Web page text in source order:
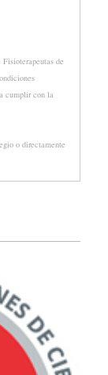
de
cumplir con la
o directamente